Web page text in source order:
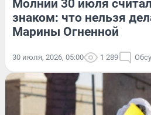
Молнии 30 июля
знаком: что нельзя
Марины Огненной
30 июля, 2026, 05:00 1 289